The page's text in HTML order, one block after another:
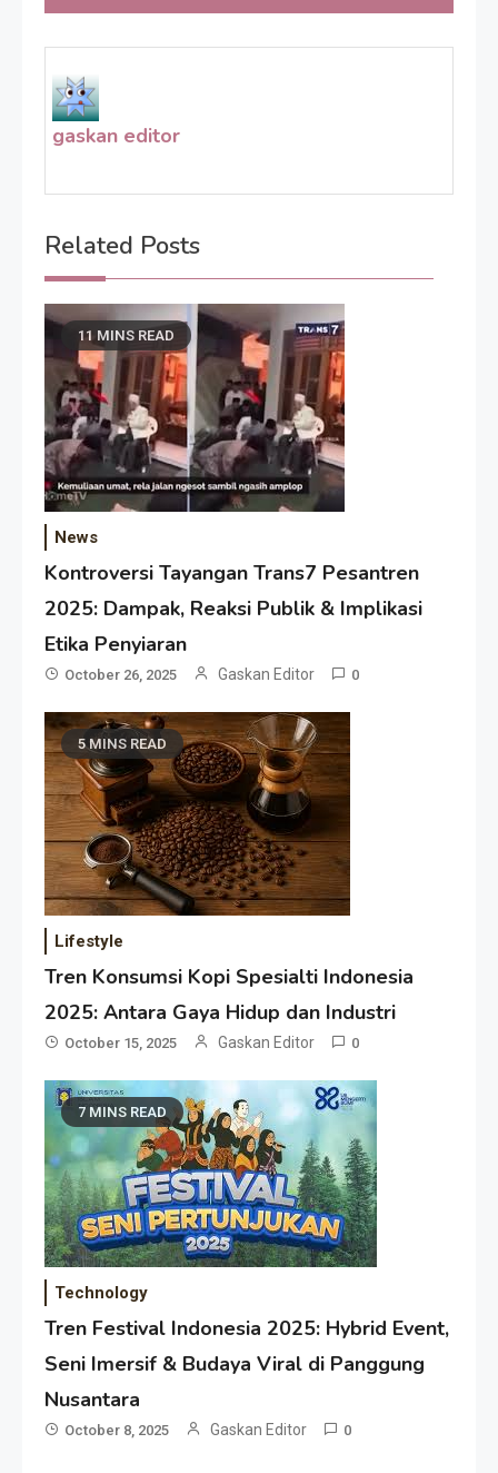
gaskan editor
Related Posts
11 MINS READ
News
Kontroversi Tayangan Trans7 Pesantren
2025: Dampak, Reaksi Publik & Implikasi
Etika Penyiaran
October 26, 2025 Gaskan Editor 0
5 MINS READ
Lifestyle
Tren Konsumsi Kopi Spesialti Indonesia
2025: Antara Gaya Hidup dan Industri
October 15, 2025 Gaskan Editor 0
7 MINS READ
Technology
Tren Festival Indonesia 2025: Hybrid Event,
Seni Imersif & Budaya Viral di Panggung
Nusantara
October 8, 2025 Gaskan Editor 0